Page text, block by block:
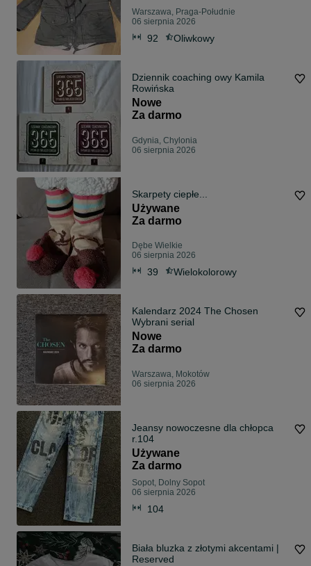
Warszawa, Praga-Południe
06 sierpnia 2026
92 Oliwkowy
Dziennik coaching owy Kamila
Rowińska
Nowe
Za darmo
Gdynia, Chylonia
06 sierpnia 2026
Skarpety ciepłe...
Używane
Za darmo
Dębe Wielkie
06 sierpnia 2026
39 Wielokolorowy
Kalendarz 2024 The Chosen
Wybrani serial
Nowe
Za darmo
Warszawa, Mokotów
06 sierpnia 2026
Jeansy nowoczesne dla chłopca
r.104
Używane
Za darmo
Sopot, Dolny Sopot
06 sierpnia 2026
104
Biała bluzka z złotymi akcentami |
Reserved